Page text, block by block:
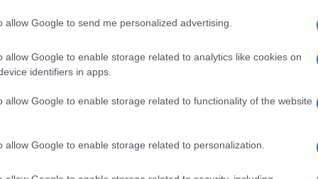
allow Google to send me personalized advertising.
allow Google to enable storage related to analytics like cookies on
identifiers in apps.
allow Google to enable storage related to functionality of the website
allow Google to enable storage related to personalization.
την απελευθέρωση του ελληνικού κράτους.
Κωνσταντινούπολη τόσα χρόνια, όπου
μεταξύ δύο νοοτροπιών
κατασκόπους της, και ως ενδεχόμενους
ακραίων κύκλων της Ελλάδας οι οποίοι
μάς πληγώνει, αλλά αυτό δεν